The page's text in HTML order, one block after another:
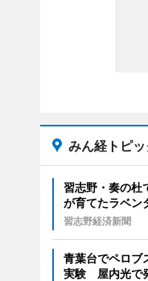
みん経トピ
習志野・奏の
が育てたラベン
習志野経済新聞
青葉台でペロブ
実験 屋内光で